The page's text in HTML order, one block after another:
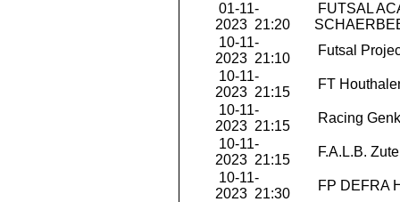
01-11-
2023 21:20
FUTSAL
10-11-
2023 21:10
Futsal
10-11-
2023 21:15
FT
10-11-
2023 21:15
Racing
10-11-
2023 21:15
F.A.L.B.
10-11-
2023 21:30
FP DEFRA